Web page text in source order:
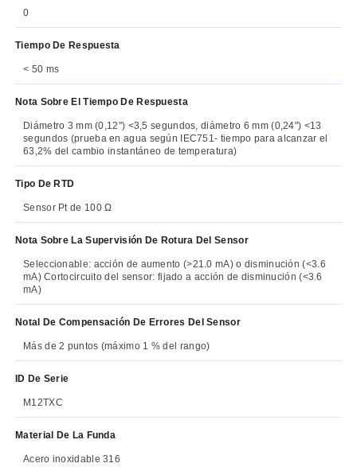
0
Tiempo De Respuesta
< 50 ms
Nota Sobre El Tiempo De Respuesta
Diámetro 3 mm (0,12") <3,5 segundos, diámetro 6 mm (0,24") <13
segundos (prueba en agua según IEC751- tiempo para alcanzar el
63,2% del cambio instantáneo de temperatura)
Tipo De RTD
Sensor Pt de 100 Ω
Nota Sobre La Supervisión De Rotura Del Sensor
Seleccionable: acción de aumento (>21.0 mA) o disminución (<3.6
mA) Cortocircuito del sensor: fijado a acción de disminución (<3.6
mA)
Notal De Compensación De Errores Del Sensor
Más de 2 puntos (máximo 1 % del rango)
ID De Serie
M12TXC
Material De La Funda
Acero inoxidable 316